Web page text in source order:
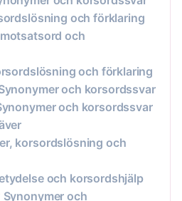
och förklaring
och
och förklaring
och korsordssvar
och korsordssvar
korsordslösning och
och korsordshjälp
och